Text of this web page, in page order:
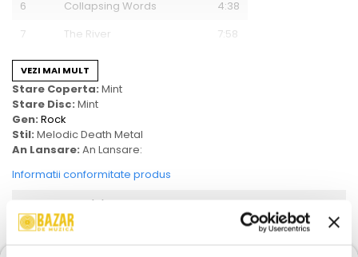
6
Collapsing Words
4:38
7
The River
7:58
8
Ephemeral
9
The Promethean Song
10
Shadows Of The Dying Sun
VEZI MAI MULT
Stare Coperta: Mint
Stare Disc: Mint
Gen: Rock
Stil: Melodic Death Metal
An Lansare: An Lansare:
Informatii conformitate produs
(0)